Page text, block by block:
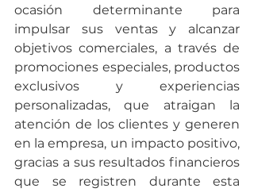
ocasión determinante para
impulsar sus ventas y alcanzar
objetivos comerciales, a través de
promociones especiales, productos
exclusivos y experiencias
personalizadas, que atraigan la
atención de los clientes y generen
en la empresa, un impacto positivo,
gracias a sus resultados financieros
que se registren durante esta